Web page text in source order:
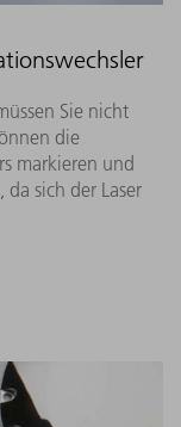
Sie nicht
die
markieren und
sich der Laser